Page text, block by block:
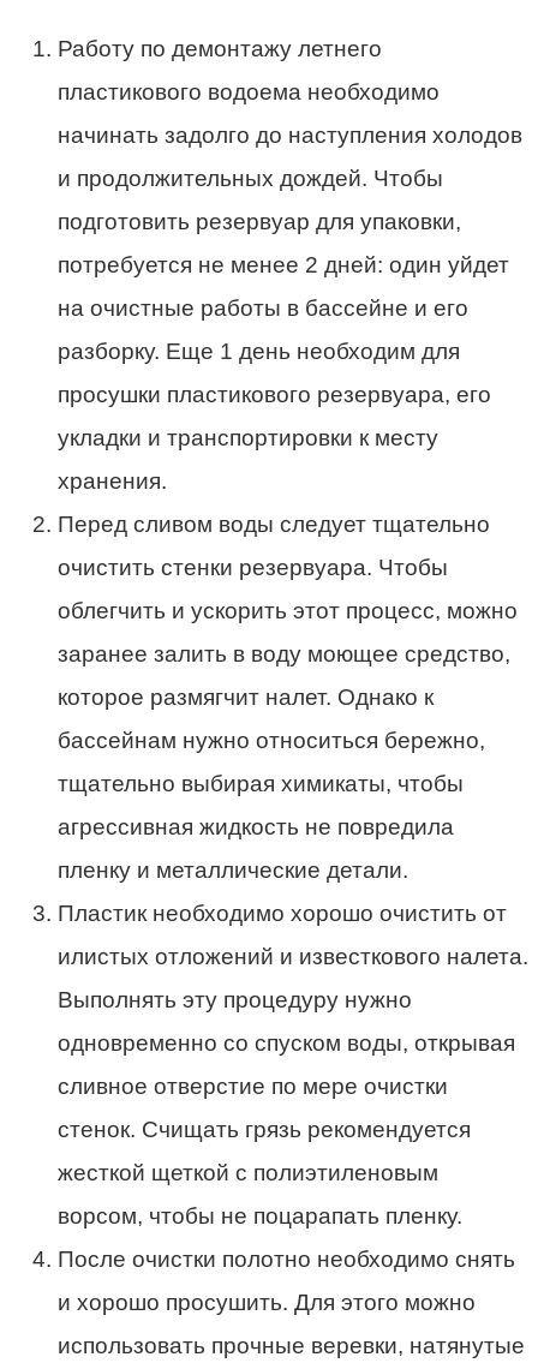
Работу по демонтажу летнего
пластикового водоема необходимо
начинать задолго до наступления холодов
и продолжительных дождей. Чтобы
подготовить резервуар для упаковки,
потребуется не менее 2 дней: один уйдет
на очистные работы в бассейне и его
разборку. Еще 1 день необходим для
просушки пластикового резервуара, его
укладки и транспортировки к месту
хранения.
Перед сливом воды следует тщательно
очистить стенки резервуара. Чтобы
облегчить и ускорить этот процесс, можно
заранее залить в воду моющее средство,
которое размягчит налет. Однако к
бассейнам нужно относиться бережно,
тщательно выбирая химикаты, чтобы
агрессивная жидкость не повредила
пленку и металлические детали.
Пластик необходимо хорошо очистить от
илистых отложений и известкового налета.
Выполнять эту процедуру нужно
одновременно со спуском воды, открывая
сливное отверстие по мере очистки
стенок. Счищать грязь рекомендуется
жесткой щеткой с полиэтиленовым
ворсом, чтобы не поцарапать пленку.
После очистки полотно необходимо снять
и хорошо просушить. Для этого можно
использовать прочные веревки, натянутые